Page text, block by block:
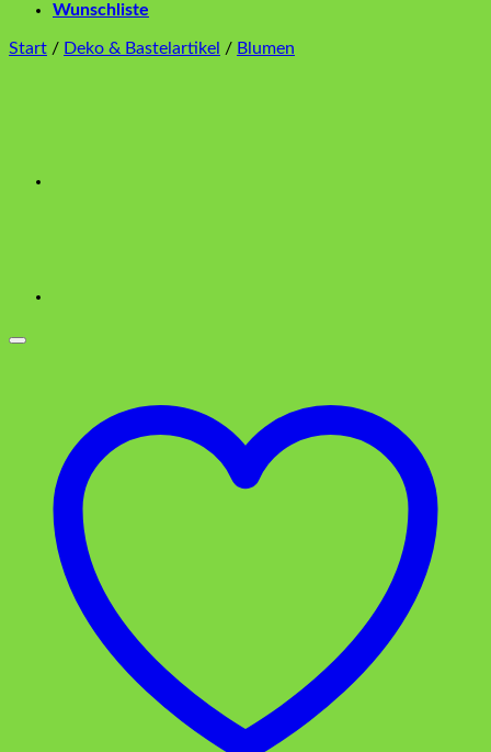
Wunschliste
Start / Deko & Bastelartikel / Blumen